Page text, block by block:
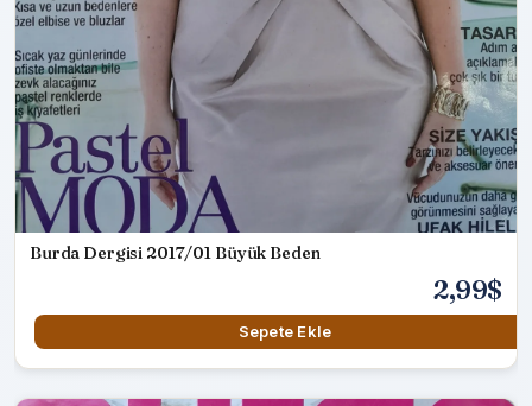
Burda Dergisi 2017/01 Büyük Beden
2,99$
Sepete Ekle